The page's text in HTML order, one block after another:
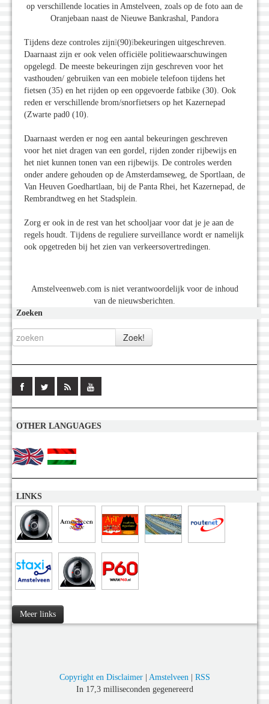
op verschillende locaties in Amstelveen, zoals op de foto aan de
Oranjebaan naast de Nieuwe Bankrashal, Pandora
Tijdens deze controles zijn❕(90)❕bekeuringen uitgeschreven.
Daarnaast zijn er ook velen officiële politiewaarschuwingen
opgelegd. De meeste bekeuringen zijn geschreven voor het
vasthouden/ gebruiken van een mobiele telefoon tijdens het
fietsen (35) en het rijden op een opgevoerde fatbike (30). Ook
reden er verschillende brom/snorfietsers op het Kazernepad
(Zwarte pad0 (10).
Daarnaast werden er nog een aantal bekeuringen geschreven
voor het niet dragen van een gordel, rijden zonder rijbewijs en
het niet kunnen tonen van een rijbewijs. De controles werden
onder andere gehouden op de Amsterdamseweg, de Sportlaan, de
Van Heuven Goedhartlaan, bij de Panta Rhei, het Kazernepad, de
Rembrandtweg en het Stadsplein.
Zorg er ook in de rest van het schooljaar voor dat je je aan de
regels houdt. Tijdens de reguliere surveillance wordt er namelijk
ook opgetreden bij het zien van verkeersovertredingen.
Amstelveenweb.com is niet verantwoordelijk voor de inhoud
van de nieuwsberichten.
Zoeken
OTHER LANGUAGES
LINKS
Meer links
Copyright en Disclaimer| Amstelveen| RSS
In 17,3 milliseconden gegenereerd